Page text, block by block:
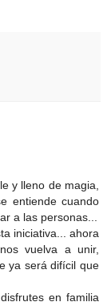
y lleno de magia,
entiende cuando
a las personas...
iniciativa... ahora
vuelva a unir,
ya será difícil que
en familia